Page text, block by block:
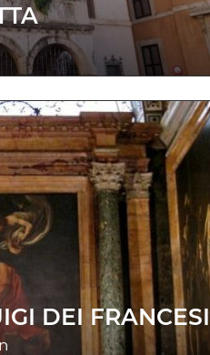
DEI FRANCESI